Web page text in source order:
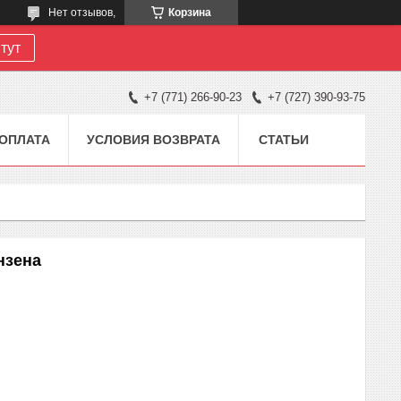
Корзина
Нет отзывов,
+7 (771) 266-90-23 +7 (727) 390-93-75
УСЛОВИЯ ВОЗВРАТА СТАТЬИ